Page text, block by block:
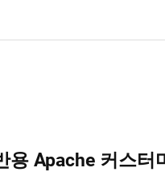
용 Apache 커스